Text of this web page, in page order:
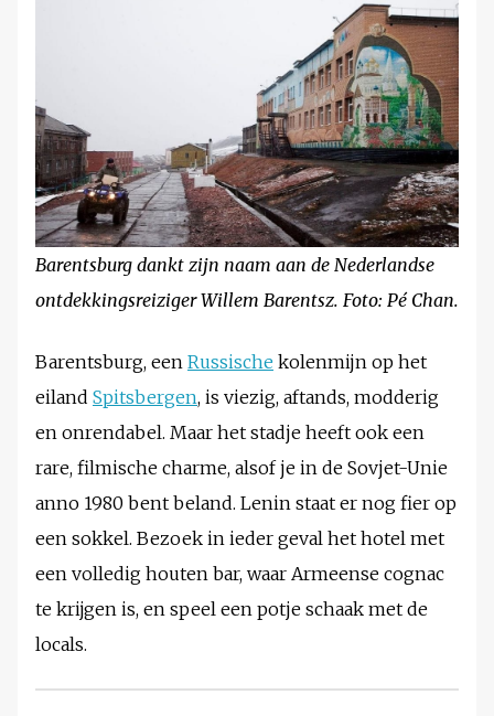
Barentsburg dankt zijn naam aan de Nederlandse
ontdekkingsreiziger Willem Barentsz. Foto: Pé Chan.
Barentsburg, een Russische kolenmijn op het
eiland Spitsbergen, is viezig, aftands, modderig
en onrendabel. Maar het stadje heeft ook een
rare, filmische charme, alsof je in de Sovjet-Unie
anno 1980 bent beland. Lenin staat er nog fier op
een sokkel. Bezoek in ieder geval het hotel met
een volledig houten bar, waar Armeense cognac
te krijgen is, en speel een potje schaak met de
locals.